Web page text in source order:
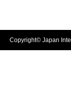
Copyright© Japan